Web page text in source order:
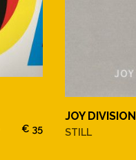
€ 35
JOY DIVISION
STILL